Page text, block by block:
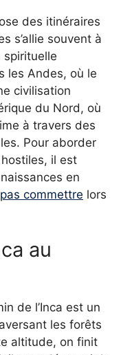
des itinéraires
s’allie souvent à
spirituelle
les Andes, où le
civilisation
du Nord, où
à travers des
Pour aborder
il est
en
commettre lors
au
de l’Inca est un
les forêts
altitude, on finit